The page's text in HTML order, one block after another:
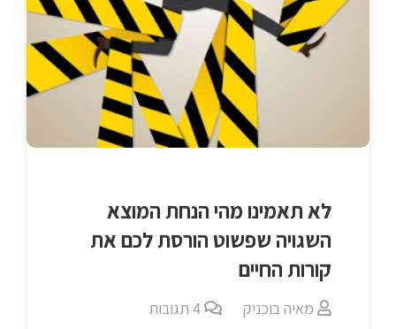
לא תאמינו מהי הנחת המוצא
השגויה שפשוט הורסת לכם את
קורות החיים
מאיה בוכניק 4 תגובות